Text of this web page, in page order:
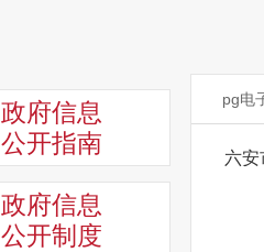
政府信息
公开指南
政府信息
公开制度
pg电
六